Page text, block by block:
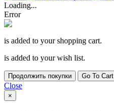
Loading...
Error
is added to your shopping cart.
is added to your wish list.
Продолжить покупки Go To Cart
Close
×